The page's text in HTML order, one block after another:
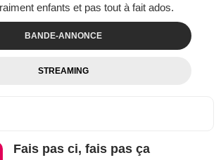
enfants et pas tout à fait ados.
BANDE-ANNONCE
STREAMING
Fais pas ci, fais pas ça